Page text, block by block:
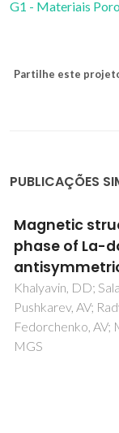
G1 - Materiais
Partilhe este
PUBLICAÇÕES
Lopes,
Daridon,